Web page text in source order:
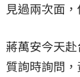
見過兩次面
蔣萬安今天
質詢時詢問